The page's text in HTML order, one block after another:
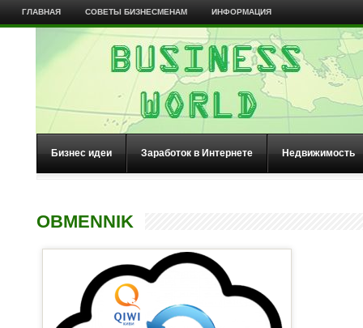
ГЛАВНАЯ СОВЕТЫ БИЗНЕСМЕНАМ ИНФОРМАЦИЯ
Бизнес идеи Заработок в Интернете Недвижимость
OBMENNIK